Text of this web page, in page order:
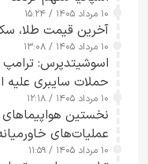
۱۰ مرداد ۱۴۰۵ / ۱۵:۲۴
آخرین قیمت طلا، سکه و ارز
۱۰ مرداد ۱۴۰۵ / ۱۳:۰۸
اسوشیتدپرس: ترامپ
حملات سایبری علیه
ارائه نکرد
۱۰ مرداد ۱۴۰۵ / ۱۲:۱۸
نخستین هواپیماهای
عملیات‌های
شدند
۱۰ مرداد ۱۴۰۵ / ۱۱:۵۹